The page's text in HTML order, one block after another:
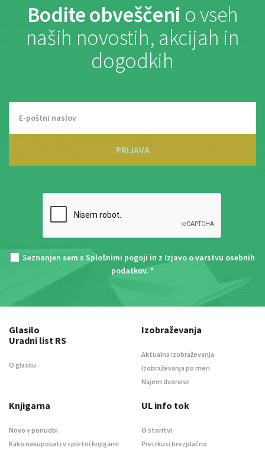
Bodite obveščeni o vseh
naših novostih, akcijah in
dogodkih
PRIJAVA
Seznanjen sem s Splošnimi pogoji in z Izjavo o varstvu osebnih
podatkov. *
Glasilo
Uradni list RS
O glasilu
Izobraževanja
Aktualna izobraževanja
Izobraževanja po meri
Najem dvorane
Knjigarna
Novo v ponudbi
Kako nakupovati v spletni knjigarni
UL info tok
O storitvi
Preizkusi brezplačno